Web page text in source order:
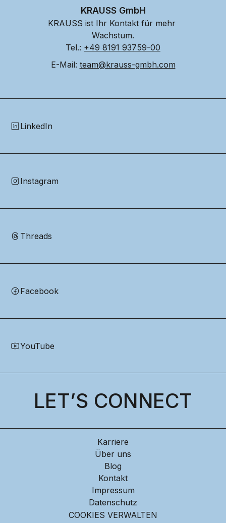
KRAUSS GmbH
KRAUSS ist Ihr Kontakt für mehr
Wachstum.
Tel.: +49 8191 93759-00
E-Mail: team@krauss-gmbh.com
LinkedIn
Instagram
Threads
Facebook
YouTube
LET’S CONNECT
Karriere
Über uns
Blog
Kontakt
Impressum
Datenschutz
COOKIES VERWALTEN